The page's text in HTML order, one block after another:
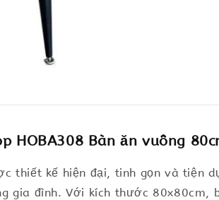
HOBA308 Bàn ăn vuông
thiết kế hiện đại, tinh gọn và tiện
gia đình. Với kích thước